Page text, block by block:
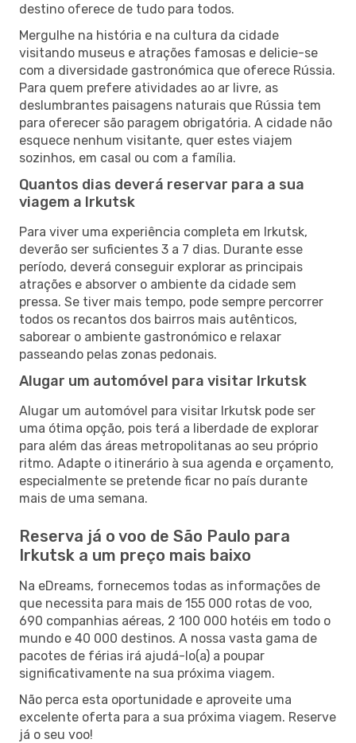
destino oferece de tudo para todos.
Mergulhe na história e na cultura da cidade
visitando museus e atrações famosas e delicie-se
com a diversidade gastronómica que oferece Rússia.
Para quem prefere atividades ao ar livre, as
deslumbrantes paisagens naturais que Rússia tem
para oferecer são paragem obrigatória. A cidade não
esquece nenhum visitante, quer estes viajem
sozinhos, em casal ou com a família.
Quantos dias deverá reservar para a sua
viagem a Irkutsk
Para viver uma experiência completa em Irkutsk,
deverão ser suficientes 3 a 7 dias. Durante esse
período, deverá conseguir explorar as principais
atrações e absorver o ambiente da cidade sem
pressa. Se tiver mais tempo, pode sempre percorrer
todos os recantos dos bairros mais autênticos,
saborear o ambiente gastronómico e relaxar
passeando pelas zonas pedonais.
Alugar um automóvel para visitar Irkutsk
Alugar um automóvel para visitar Irkutsk pode ser
uma ótima opção, pois terá a liberdade de explorar
para além das áreas metropolitanas ao seu próprio
ritmo. Adapte o itinerário à sua agenda e orçamento,
especialmente se pretende ficar no país durante
mais de uma semana.
Reserva já o voo de São Paulo para
Irkutsk a um preço mais baixo
Na eDreams, fornecemos todas as informações de
que necessita para mais de 155 000 rotas de voo,
690 companhias aéreas, 2 100 000 hotéis em todo o
mundo e 40 000 destinos. A nossa vasta gama de
pacotes de férias irá ajudá-lo(a) a poupar
significativamente na sua próxima viagem.
Não perca esta oportunidade e aproveite uma
excelente oferta para a sua próxima viagem. Reserve
já o seu voo!